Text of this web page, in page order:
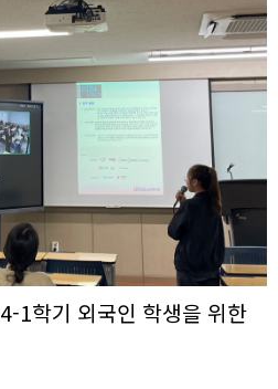
1학기 외국인 학생을 위한